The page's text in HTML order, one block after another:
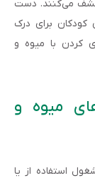
کشف می‌کنند. دست
برای درک
کردن با میوه و
میوه و
استفاده از یا